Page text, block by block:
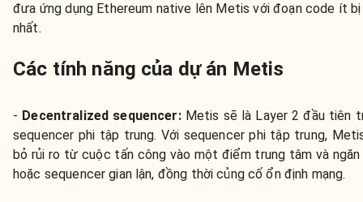
đưa ứng dụng Ethereum native lên Metis với đoạn code ít
nhất.
Các tính năng của dự án Metis
- Decentralized sequencer: Metis sẽ là Layer 2 đầu tiên
sequencer phi tập trung. Với sequencer phi tập trung,
bỏ rủi ro từ cuộc tấn công vào một điểm trung tâm và ngăn
hoặc sequencer gian lận, đồng thời củng cố ổn định mạng.